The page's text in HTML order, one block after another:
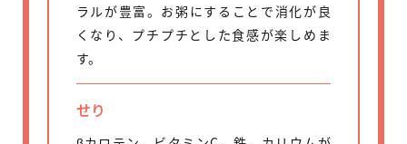
ラルが豊富。お粥にすることで消化が良
くなり、プチプチとした食感が楽しめま
す。
せり